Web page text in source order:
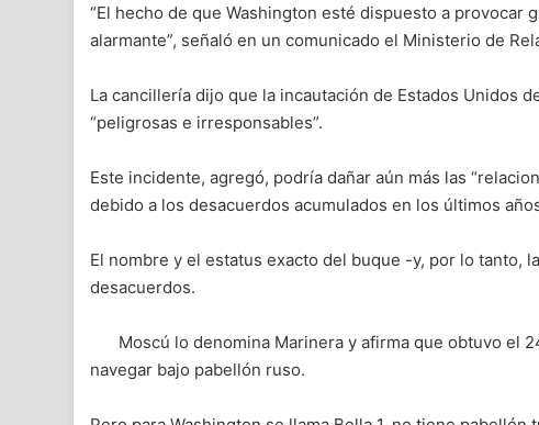
“El hecho de que Washington esté dispuesto a provocar
alarmante”, señaló en un comunicado el Ministerio de
La cancillería dijo que la incautación de Estados Unidos
“peligrosas e irresponsables”.
Este incidente, agregó, podría dañar aún más las
debido a los desacuerdos acumulados en los últimos
El nombre y el estatus exacto del buque -y, por lo tanto,
desacuerdos.
Moscú lo denomina Marinera y afirma que obtuvo el
navegar bajo pabellón ruso.